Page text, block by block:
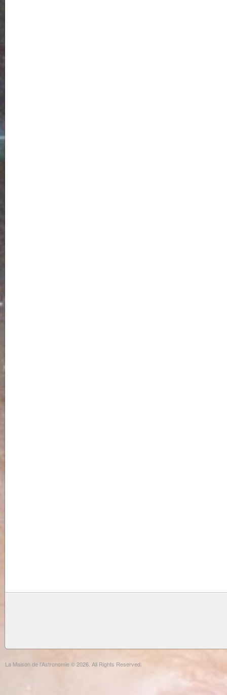
La Maison de l'Astronomie © 2026. All Rights Reserved.